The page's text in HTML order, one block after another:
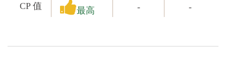
CP 值 最高 - -